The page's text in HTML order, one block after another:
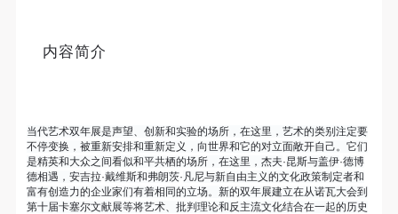
内容简介
当代艺术双年展是声望、创新和实验的场所，在这里，艺术的类别注定要
不停变换，被重新安排和重新定义，向世界和它的对立面敞开自己。它们
是精英和大众之间看似和平共栖的场所，在这里，杰夫·昆斯与盖伊·德博
德相遇，安吉拉·戴维斯和弗朗茨· 凡尼与新自由主义的文化政策制定者和
富有创造力的企业家们有着相同的立场。新的双年展建立在从诺瓦大会到
第十届卡塞尔文献展等将艺术、批判理论和反主流文化结合在一起的历史
感官。 选择去吴哥，因为太想亲自去感受一下这世界
体。唯有置身于吴哥王城，在“高棉微笑”的注视下，
去凝望这曾经充满战乱、杀戮，到现今的和平和安
详。仿佛瞬间被抽离出这世间之外，画面被定格静止
了一般，转过身即是微笑。 版权归作者所有，任何形
登录
可使用雅昌艺术网会员账户登录